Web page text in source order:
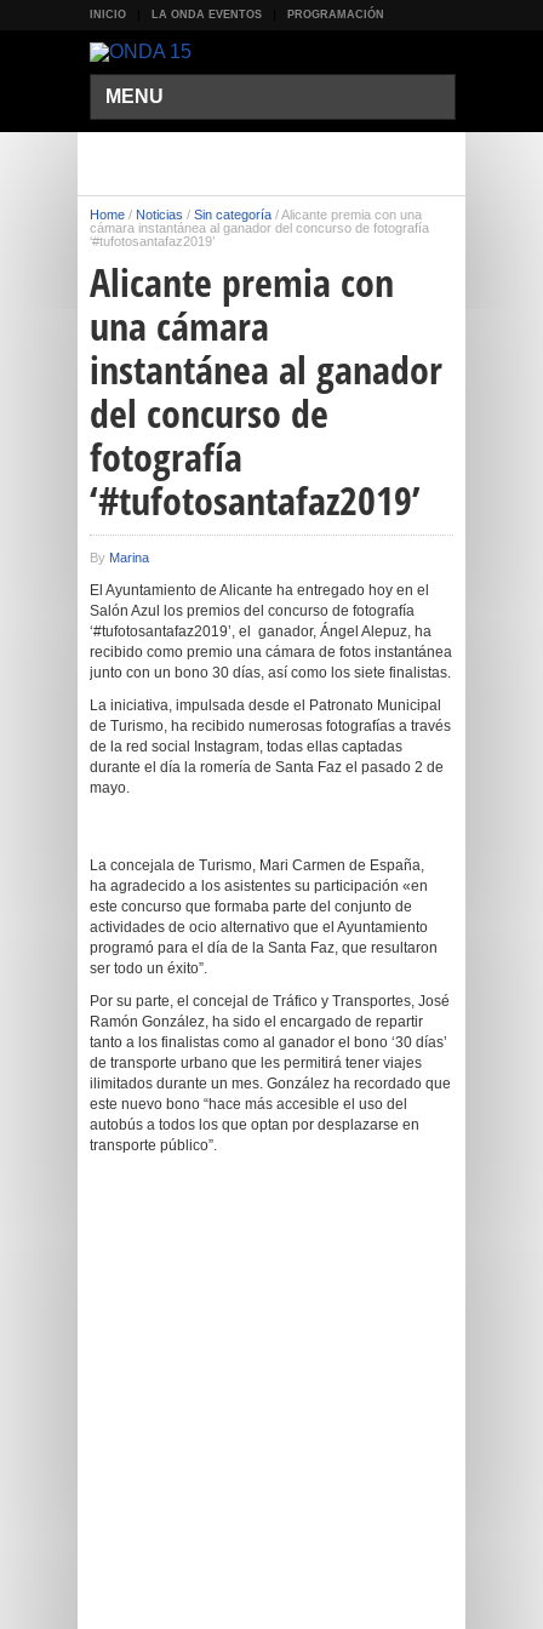
INICIO LA ONDA EVENTOS PROGRAMACIÓN
MENU
Home / Noticias / Sin categoría /Alicante premia con una
cámara instantánea al ganador del concurso de fotografía
‘#tufotosantafaz2019’
Alicante premia con
una cámara
instantánea al ganador
del concurso de
fotografía
‘#tufotosantafaz2019’
By Marina
El Ayuntamiento de Alicante ha entregado hoy en el
Salón Azul los premios del concurso de fotografía
‘#tufotosantafaz2019’, el ganador, Ángel Alepuz, ha
recibido como premio una cámara de fotos instantánea
junto con un bono 30 días, así como los siete finalistas.
La iniciativa, impulsada desde el Patronato Municipal
de Turismo, ha recibido numerosas fotografías a través
de la red social Instagram, todas ellas captadas
durante el día la romería de Santa Faz el pasado 2 de
mayo.
La concejala de Turismo, Mari Carmen de España,
ha agradecido a los asistentes su participación «en
este concurso que formaba parte del conjunto de
actividades de ocio alternativo que el Ayuntamiento
programó para el día de la Santa Faz, que resultaron
ser todo un éxito”.
Por su parte, el concejal de Tráfico y Transportes, José
Ramón González, ha sido el encargado de repartir
tanto a los finalistas como al ganador el bono ‘30 días’
de transporte urbano que les permitirá tener viajes
ilimitados durante un mes. González ha recordado que
este nuevo bono “hace más accesible el uso del
autobús a todos los que optan por desplazarse en
transporte público”.